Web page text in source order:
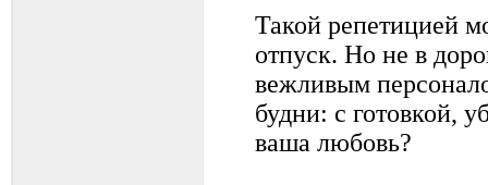
Такой репетицией
отпуск. Но не в
вежливым
будни: с готовкой,
ваша любовь?